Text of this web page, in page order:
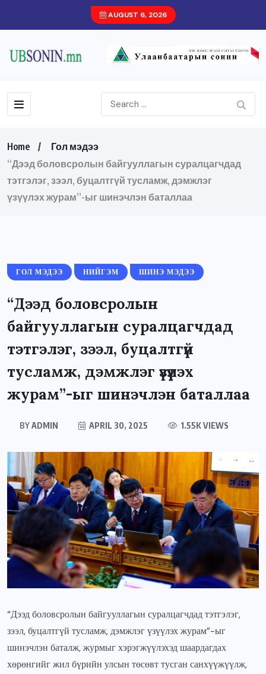
AUGUST 6, 2026
Home
Гол мэдээ
“Дээд боловсролын байгууллагын суралцагчдад
тэтгэлэг, зээл, буцалтгүй тусламж, дэмжлэг
үзүүлэх журам”-ыг шинэчлэн баталлаа
ГОЛ МЭДЭЭ НИЙГЭМ ШИНЭ МЭДЭЭ
“Дээд боловсролын
байгууллагын суралцагчдад
тэтгэлэг, зээл, буцалтгүй
тусламж, дэмжлэг үзүүлэх
журам”-ыг шинэчлэн баталлаа
BYADMIN APRIL 30, 2025 1.55K VIEWS
“Дээд боловсролын байгууллагын суралцагчдад тэтгэлэг,
зээл, буцалтгүй тусламж, дэмжлэг үзүүлэх журам”-ыг
шинэчлэн баталж, журмыг хэрэгжүүлэхэд шаардагдах
хөрөнгийг жил бүрийн улсын төсөвт тусган санхүүжүүлж,